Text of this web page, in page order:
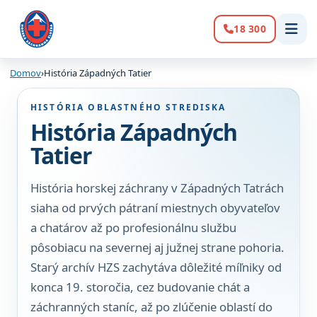
Volanie:
18 300
Domov›História Západných Tatier
HISTÓRIA OBLASTNÉHO STREDISKA
História Západných
Tatier
História horskej záchrany v Západných Tatrách
siaha od prvých pátraní miestnych obyvateľov
a chatárov až po profesionálnu službu
pôsobiacu na severnej aj južnej strane pohoria.
Starý archív HZS zachytáva dôležité míľniky od
konca 19. storočia, cez budovanie chát a
záchranných staníc, až po zlúčenie oblastí do